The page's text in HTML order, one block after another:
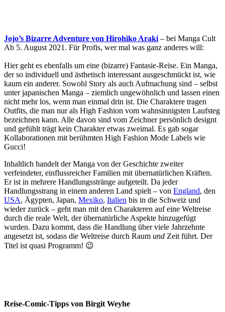
Jojo’s Bizarre Adventure von Hirohiko Araki – bei Manga Cult
Ab 5. August 2021. Für Profis, wer mal was ganz anderes will:
Hier geht es ebenfalls um eine (bizarre) Fantasie-Reise. Ein Manga,
der so individuell und ästhetisch interessant ausgeschmückt ist, wie
kaum ein anderer. Sowohl Story als auch Aufmachung sind – selbst
unter japanischen Manga – ziemlich ungewöhnlich und lassen einen
nicht mehr los, wenn man einmal drin ist. Die Charaktere tragen
Outfits, die man nur als High Fashion vom wahnsinnigsten Laufsteg
bezeichnen kann. Alle davon sind vom Zeichner persönlich designt
und gefühlt trägt kein Charakter etwas zweimal. Es gab sogar
Kollaborationen mit berühmten High Fashion Mode Labels wie
Gucci!
Inhaltlich handelt der Manga von der Geschichte zweiter
verfeindeter, einflussreicher Familien mit übernatürlichen Kräften.
Er ist in mehrere Handlungsstränge aufgeteilt. Da jeder
Handlungsstrang in einem anderen Land spielt – von England, den
USA, Ägypten, Japan, Mexiko, Italien bis in die Schweiz und
wieder zurück – geht man mit den Charakteren auf eine Weltreise
durch die reale Welt, der übernatürliche Aspekte hinzugefügt
wurden. Dazu kommt, dass die Handlung über viele Jahrzehnte
angesetzt ist, sodass die Weltreise durch Raum und Zeit führt. Der
Titel ist quasi Programm! 😉
Reise-Comic-Tipps von Birgit Weyhe